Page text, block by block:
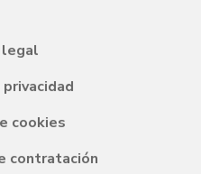
cookies
contratación